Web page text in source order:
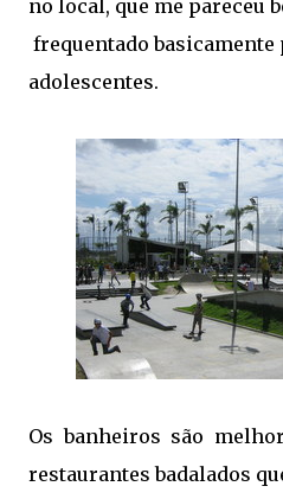
no local, que me pareceu
frequentado
adolescentes.
Os banheiros são
restaurantes badalados